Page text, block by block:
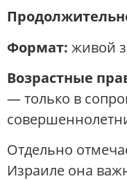
Формат: живой
Возрастные
— только в
Отдельно
Израиле она